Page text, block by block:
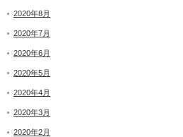
2020年8月
2020年7月
2020年6月
2020年5月
2020年4月
2020年3月
2020年2月